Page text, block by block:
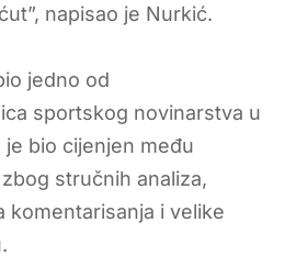
napisao je Nurkić.
jedno od
sportskog novinarstva u
bio cijenjen među
stručnih analiza,
komentarisanja i velike